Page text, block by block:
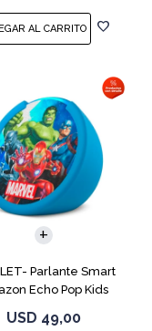
Parlante Smart
Echo Pop Kids
USD 49,00